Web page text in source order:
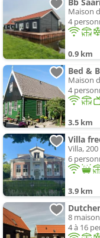
Bb
Maison
4
0.9 km
Bed &
Maison
4
3.5 km
Villa, 200
6
3.9 km
8
4 à 16